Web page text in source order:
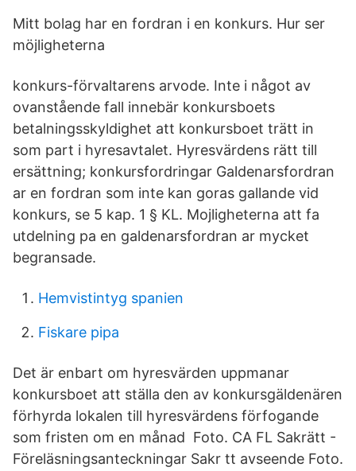
Mitt bolag har en fordran i en konkurs. Hur ser
möjligheterna
konkurs-förvaltarens arvode. Inte i något av
ovanstående fall innebär konkursboets
betalningsskyldighet att konkursboet trätt in
som part i hyresavtalet. Hyresvärdens rätt till
ersättning; konkursfordringar Galdenarsfordran
ar en fordran som inte kan goras gallande vid
konkurs, se 5 kap. 1 § KL. Mojligheterna att fa
utdelning pa en galdenarsfordran ar mycket
begransade.
Hemvistintyg spanien
Fiskare pipa
Det är enbart om hyresvärden uppmanar
konkursboet att ställa den av konkursgäldenären
förhyrda lokalen till hyresvärdens förfogande
som fristen om en månad Foto. CA FL Sakrätt -
Föreläsningsanteckningar Sakr tt avseende Foto.